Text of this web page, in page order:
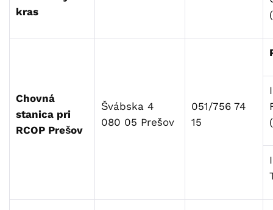
kras
Chovná
stanica pri
RCOP Prešov
Švábska 4
080 05 Prešov
051/756 74
15